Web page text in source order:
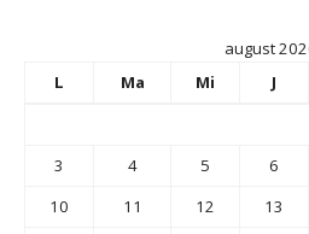
august
L
Ma Mi J
3
4 5 6
10
11 12 13